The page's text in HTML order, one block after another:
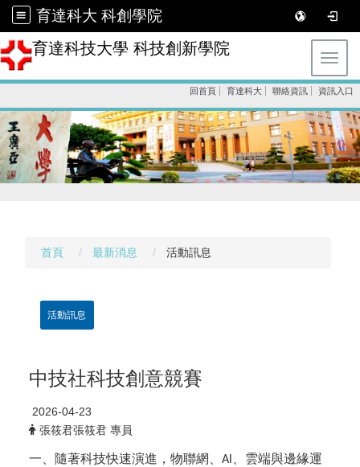
育達科大 科創學院
育達科技大學 科技創新學院
回首頁 育達科大 聯絡資訊 資訊入口
首頁 最新消息 活動訊息
活動訊息
中技社科技創意競賽
2026-04-23
張筱君張筱君 專員
一、隨著科技快速演進，物聯網、 Al
、雲端與邊緣運